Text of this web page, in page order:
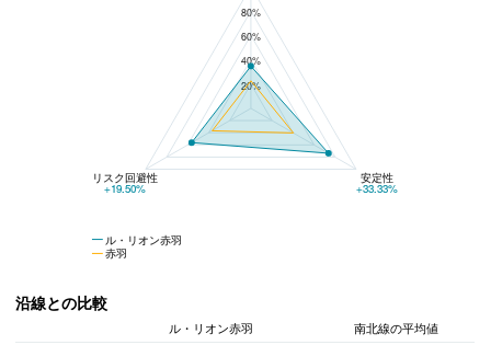
80%
60%
40%
20%
ル・リオン赤羽
赤羽
リスク回避性
+19.50%
安定性
+33.33%
沿線との比較
ル・リオン赤羽
南北線の平均値